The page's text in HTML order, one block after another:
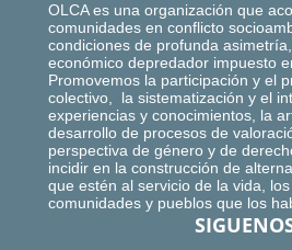
OLCA es una organización que
comunidades en conflicto
condiciones de profunda
económico depredador impuesto
Promovemos la participación y el
colectivo, la sistematización y el
experiencias y conocimientos, la
desarrollo de procesos de
perspectiva de género y de
incidir en la construcción de
que estén al servicio de la vida,
comunidades y pueblos que los